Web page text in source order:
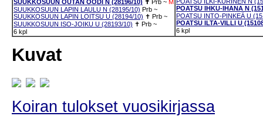
SUUKKOSUUN OUTAN OODI N (28196/10) ✝ Prb ~ M
SUUKKOSUUN LAPIN LAULU N (28195/10) Prb ~
SUUKKOSUUN LAPIN LOITSU U (28194/10) ✝ Prb ~
SUUKKOSUUN ISO-JOIKU U (28193/10) ✝ Prb ~
6 kpl
POATSU IHKU-IHANA N
POATSU INTO-PINKEÄ U
POATSU ILTA-VILLI U
6 kpl
Kuvat
Koiran tulokset vuosikirjassa